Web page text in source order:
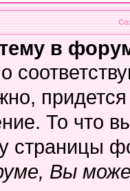
в
придется
То что
страницы
Вы